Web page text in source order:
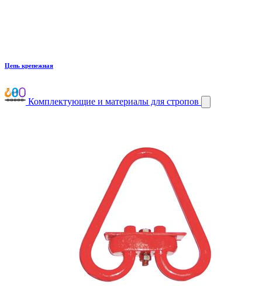
Цепь крепежная
Комплектующие и материалы для стропов